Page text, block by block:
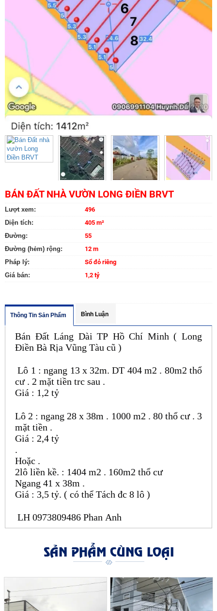
BÁN ĐẤT NHÀ VƯỜN LONG ĐIỀN BRVT
Lượt xem:
496
Diện tích:
405 m²
Đường:
55
Đường (hẻm) rộng:
12 m
Pháp lý:
Sổ đỏ riêng
Giá bán:
1,2 tỷ
Thông Tin Sản Phẩm Bình Luận
Bán Đất Láng Dài TP Hồ Chí Minh ( Long
Điền Bà Rịa Vũng Tàu cũ )
Lô 1 : ngang 13 x 32m. DT 404 m2 . 80m2 thổ
cư . 2 mặt tiền trc sau .
Giá : 1,2 tỷ
Lô 2 : ngang 28 x 38m . 1000 m2 . 80 thổ cư . 3
mặt tiền .
Giá : 2,4 tỷ
.
Hoặc .
2lô liền kề. : 1404 m2 . 160m2 thổ cư
Ngang 41 x 38m .
Giá : 3,5 tỷ. ( có thể Tách đc 8 lô )
LH 0973809486 Phan Anh
SẢN PHẨM CÙNG LOẠI